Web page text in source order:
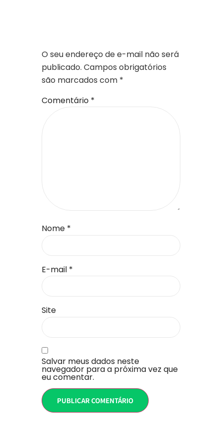
O seu endereço de e-mail não será
publicado. Campos obrigatórios
são marcados com *
Comentário *
Nome *
E-mail *
Site
Salvar meus dados neste
navegador para a próxima vez que
eu comentar.